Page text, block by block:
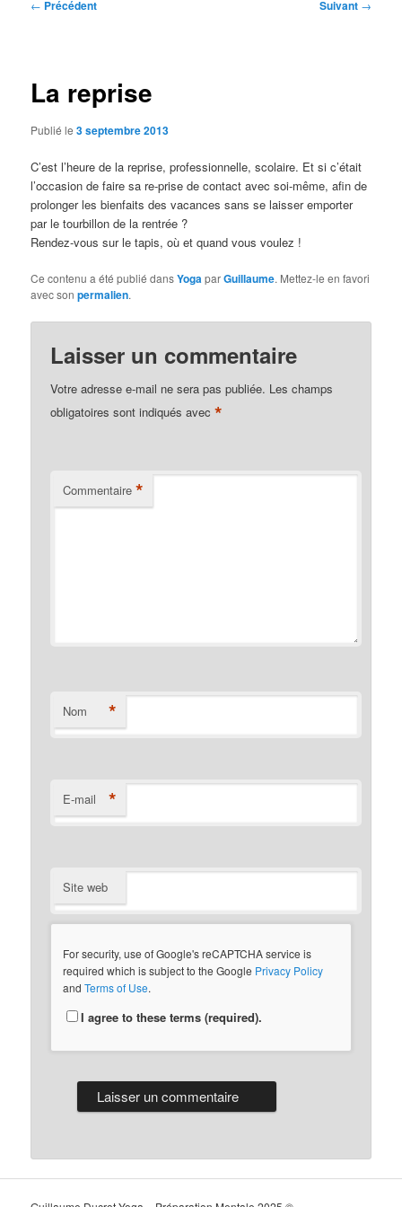
← Précédent Suivant →
La reprise
Publié le3 septembre 2013
C’est l’heure de la reprise, professionnelle, scolaire. Et si c’était
l’occasion de faire sa re-prise de contact avec soi-même, afin de
prolonger les bienfaits des vacances sans se laisser emporter
par le tourbillon de la rentrée ?
Rendez-vous sur le tapis, où et quand vous voulez !
Ce contenu a été publié dansYogaparGuillaume. Mettez-le en favori
avec sonpermalien.
Laisser un commentaire
Votre adresse e-mail ne sera pas publiée. Les champs
obligatoires sont indiqués avec*
Commentaire *
Nom *
E-mail *
Site web
For security, use of Google's reCAPTCHA service is
required which is subject to the Google Privacy Policy
andTerms of Use.
I agree to these terms (required).